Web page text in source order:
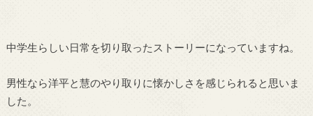
中学生らしい日常を切り取ったストーリーになっていますね。
男性なら洋平と慧のやり取りに懐かしさを感じられると思いま
した。